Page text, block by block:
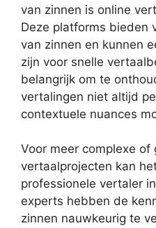
van zinnen is online
Deze platforms bieden
van zinnen en kunnen
zijn voor snelle
belangrijk om te
vertalingen niet altijd
contextuele nuances
Voor meer complexe of
vertaalprojecten kan
professionele vertaler
experts hebben de
zinnen nauwkeurig te